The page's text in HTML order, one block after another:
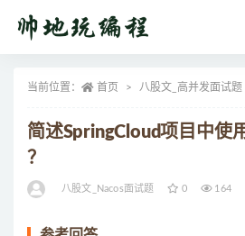
当前位置： 首页 八股文_高并发面试题
简述SpringCloud项目中使
？
八股文_Nacos面试题 0 164